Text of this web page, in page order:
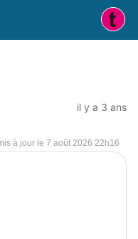
il y a 3 ans
7 août 2026 22h16